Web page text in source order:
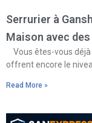
Serrurier à
Maison avec
Vous êtes-vous
offrent encore le
Read More »